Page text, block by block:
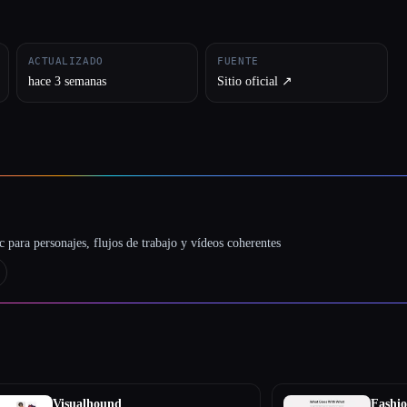
ACTUALIZADO
hace 3 semanas
FUENTE
Sitio oficial ↗︎
personajes, flujos de trabajo y vídeos coherentes
Visualhound